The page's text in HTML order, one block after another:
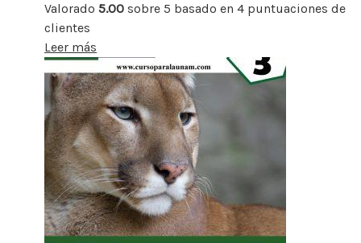
Valorado 5.00 sobre 5 basado en 4 puntuaciones de
clientes
Leer más